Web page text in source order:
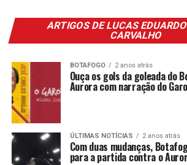
ARTIGOS DE LUCAS
CARVALHO
BOTAFOGO 2 anos atrás
Ouça os gols da goleada do
Aurora com narração do
ÚLTIMAS NOTÍCIAS 2 anos atrás
Com duas mudanças,
para a partida contra o